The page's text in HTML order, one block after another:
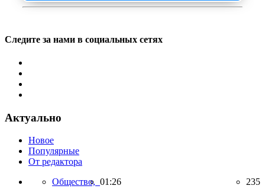
Следите за нами в социальных сетях
Актуально
Новое
Популярные
От редактора
Общество, 01:26 235